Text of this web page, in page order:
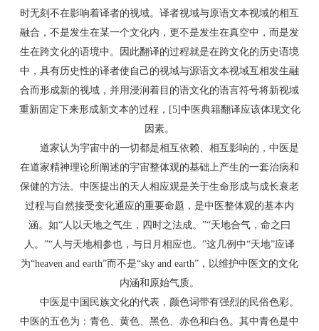
时无刻不在影响着译者的视域。译者视域与原语文本视域的相互
融合，不是发生在某一个文化内，更不是发生在真空中，而是发
生在跨文化的语境中。因此翻译的过程就是在跨文化的历史语境
中，具有历史性的译者使自己的视域与源语文本视域互相发生融
合而形成新的视域，并用浸润着目的语文化的语言符号将新视域
重新固定下来形成新文本的过程，[5]中医典籍翻译应该体现文化
因素。
道家认为宇宙中的一切都是相互依赖、相互影响的，中医是
在道家精神理论所阐述的宇宙整体观的基础上产生的一套治病和
保健的方法。中医提出的天人相应观是关于生命形成与成长衰老
过程与自然接受变化通应的重要命题，是中医整体观的基本内
涵。如“人以天地之气生，四时之法成。”“天地合气，命之曰
人。”“人与天地相参也，与日月相应也。”这几例中“天地”应译
为“heaven and earth”而不是“sky and earth”，以维护中医文的文化
内涵和原始气质。
中医是中国民族文化的代表，颜色词带有强烈的民俗色彩。
中医的五色为：青色、黄色、黑色、赤色和白色。其中青色是中